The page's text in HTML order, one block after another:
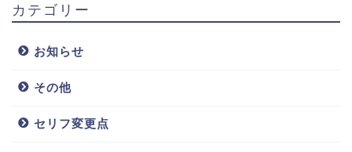
カテゴリー
お知らせ
その他
セリフ変更点